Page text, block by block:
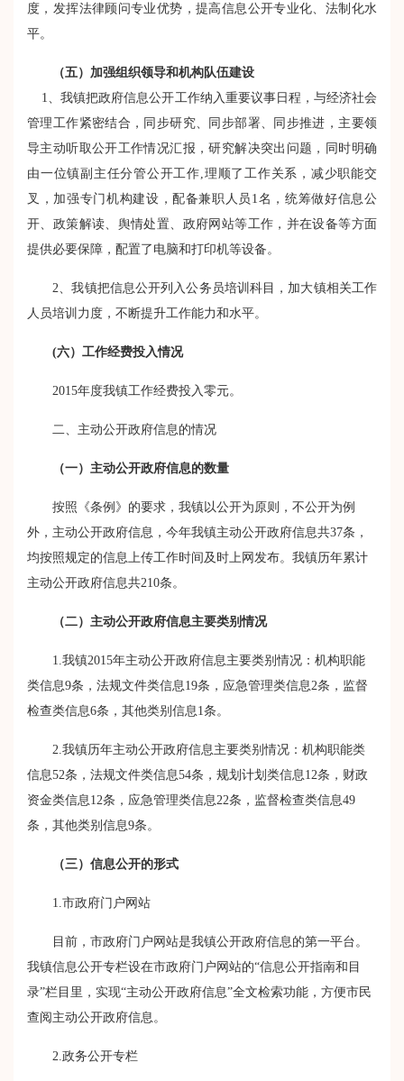
度，发挥法律顾问专业优势，提高信息公开专业化、法制化水
平。
（五）加强组织领导和机构队伍建设
1、我镇把政府信息公开工作纳入重要议事日程，与经济社会
管理工作紧密结合，同步研究、同步部署、同步推进，主要领
导主动听取公开工作情况汇报，研究解决突出问题，同时明确
由一位镇副主任分管公开工作 理顺了工作关系，减少职能交
叉，加强专门机构建设，配备兼职人员 1 名，统筹做好信息公
开、政策解读、舆情处置、政府网站等工作，并在设备等方面
提供必要保障，配置了电脑和打印机等设备。
2 、我镇把信息公开列入公务员培训科目，加大镇相关工作
人员培训力度，不断提升工作能力和水平。
(六）工作经费投入情况
2015年度我镇工作经费投入零元。
二、主动公开政府信息的情况
（一）主动公开政府信息的数量
按照《条例》的要求，我镇以公开为原则，不公开为例
外，主动公开政府信息，今年我镇主动公开政府信息共37条，
均按照规定的信息上传工作时间及时上网发布。我镇历年累计
主动公开政府信息共210条。
（二）主动公开政府信息主要类别情况
1. 我镇2015年主动公开政府信息主要类别情况：机构职能
类信息9条，法规文件类信息 19条，应急管理类信息 2条，监督
检查类信息6条，其他类别信息 1条。
2. 我镇历年主动公开政府信息主要类别情况：机构职能类
信息52条，法规文件类信息54条，规划计划类信息 12条，财政
资金类信息 12条，应急管理类信息 22条，监督检查类信息49
条，其他类别信息9条。
（三）信息公开的形式
1. 市政府门户网站
目前，市政府门户网站是我镇公开政府信息的第一平台。
我镇信息公开专栏设在市政府门户网站的“信息公开指南和目
录”栏目里，实现“主动公开政府信息”全文检索功能，方便市民
查阅主动公开政府信息。
2. 政务公开专栏